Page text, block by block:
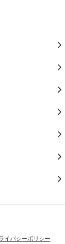
イバシーポリシー